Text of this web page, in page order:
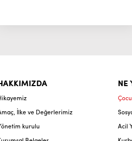
İlke ve Değerlerimiz
kurulu
NE
Acil